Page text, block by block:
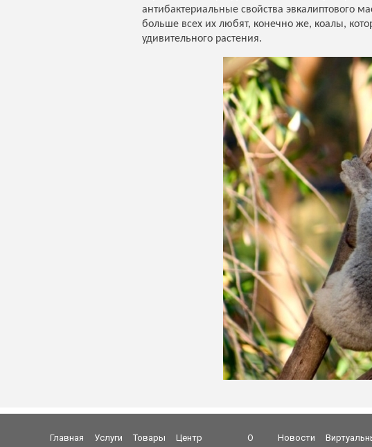
антибактериальные свойства эвкалиптового
больше всех их любят, конечно же, коалы,
удивительного растения.
Главная Услуги Товары
Центр
О
Новости